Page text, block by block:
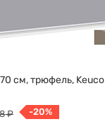
см, трюфель, Keuco
₽ -20%